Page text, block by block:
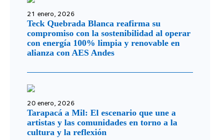
21 enero, 2026
Teck Quebrada Blanca reafirma su
compromiso con la sostenibilidad al operar
con energía 100% limpia y renovable en
alianza con AES Andes
20 enero, 2026
Tarapacá a Mil: El escenario que une a
artistas y las comunidades en torno a la
cultura y la reflexión